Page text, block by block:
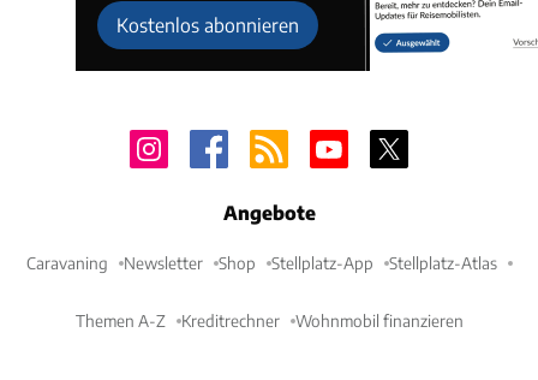
Kostenlos abonnieren
Angebote
Caravaning Newsletter Shop Stellplatz-App Stellplatz-Atlas
Themen A-Z Kreditrechner Wohnmobil finanzieren